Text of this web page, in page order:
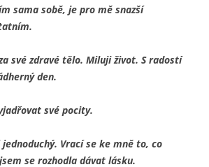
sama sobě, je pro mě snazší
své zdravé tělo. Miluji život. S radostí
den.
své pocity.
Vrací se ke mně to, co
se rozhodla dávat lásku.